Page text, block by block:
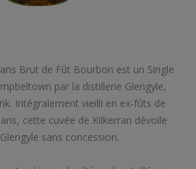
Brut de Fût Bourbon est un Single
par la distillerie Glengyle,
Intégralement vieilli en ex-fûts de
cette cuvée de Kilkerran dévoile
sans concession.